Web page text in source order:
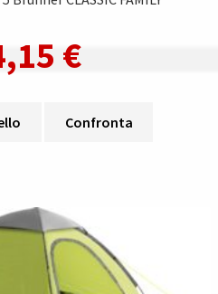
€
Confronta